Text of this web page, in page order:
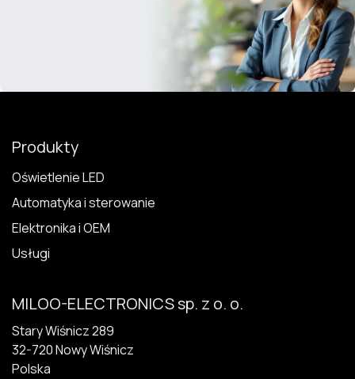
Produkty
Oświetlenie LED
Automatyka i sterowanie
Elektronika i OEM
Usługi
MILOO-ELECTRONICS sp. z o. o.
Stary Wiśnicz 289
32-720 N​owy Wiśnicz
Polska